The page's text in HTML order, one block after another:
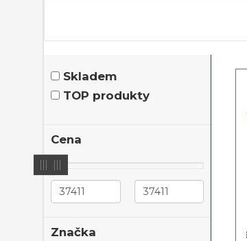
Skladem
TOP produkty
Cena
Značka